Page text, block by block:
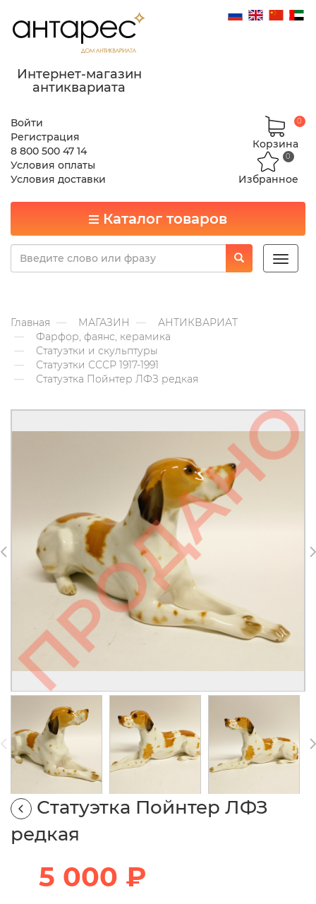
Интернет-магазин
антиквариата
Войти
Регистрация
8 800 500 47 14
Условия оплаты
Условия доставки
Корзина
0
Избранное
0
Каталог товаров
Toggle
Главная МАГАЗИН
АНТИКВАРИАТ
Фарфор, фаянс, керамика
Статуэтки и скульптуры
Статуэтки СССР 1917-1991
Статуэтка Пойнтер ЛФЗ редкая
Статуэтка Пойнтер ЛФЗ
редкая
5 000 ₽